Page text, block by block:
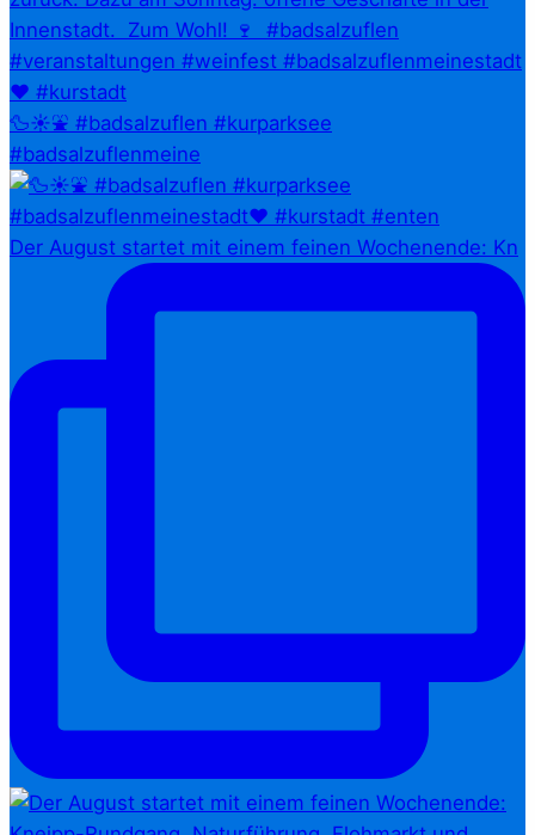
🦆☀️⛲ #badsalzuflen #kurparksee
#badsalzuflenmeine
Der August startet mit einem feinen Wochenende: Kn